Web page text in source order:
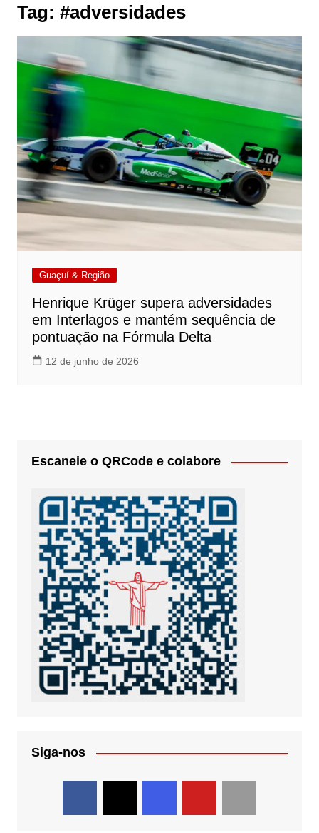
Tag: #adversidades
Guaçuí & Região
Henrique Krüger supera adversidades
em Interlagos e mantém sequência de
pontuação na Fórmula Delta
12 de junho de 2026
Escaneie o QRCode e colabore
Siga-nos